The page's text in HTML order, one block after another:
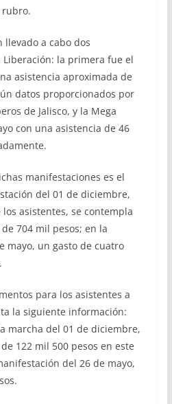
rubro.
llevado a cabo dos
Liberación: la primera fue el
asistencia aproximada de
datos proporcionados por
de Jalisco, y la Mega
con una asistencia de 46
manifestaciones es el
del 01 de diciembre,
asistentes, se contempla
704 mil pesos; en la
mayo, un gasto de cuatro
para los asistentes a
la siguiente información:
marcha del 01 de diciembre,
122 mil 500 pesos en este
del 26 de mayo,